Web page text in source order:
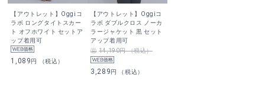
【アウトレット】Oggiコ
ラボ ロングタイトスカー
ト オフホワイト セットア
ップ着用可
1,089円 （税込）
【アウトレット】Oggiコ
ラボ ダブルクロス ノーカ
ラージャケット 黒 セット
アップ着用可
14,190円 （税込）
3,289円 （税込）